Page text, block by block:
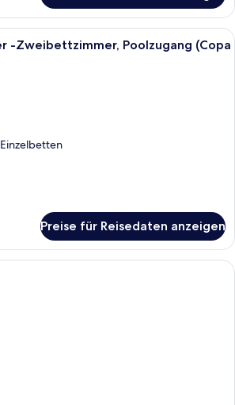
Ein geräumiges Schlafzimmer mit
-Zweibettzimmer, Poolzugang (Copa
Preise für Reisedaten anzeigen
Ein geräumiges Wohnzimmer mit